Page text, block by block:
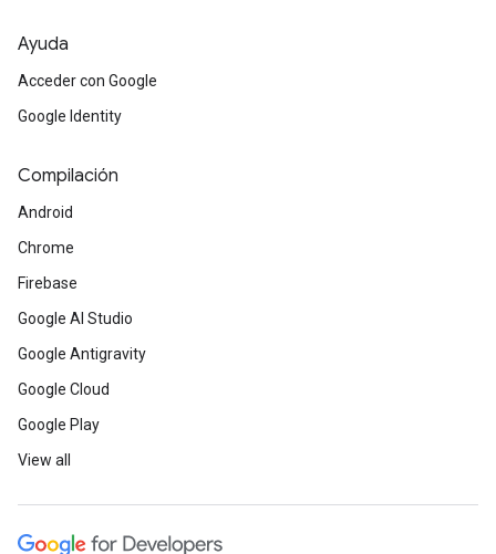
Ayuda
Acceder con Google
Google Identity
Compilación
Android
Chrome
Firebase
Google AI Studio
Google Antigravity
Google Cloud
Google Play
View all